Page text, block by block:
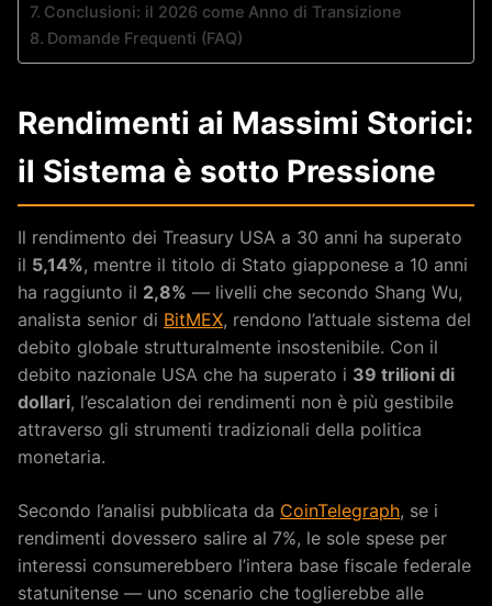
Conclusioni: il 2026 come Anno di Transizione
Domande Frequenti (FAQ)
Rendimenti ai Massimi Storici:
il Sistema è sotto Pressione
Il rendimento dei Treasury USA a 30 anni ha superato
il 5,14%, mentre il titolo di Stato giapponese a 10 anni
ha raggiunto il 2,8% — livelli che secondo Shang Wu,
analista senior di BitMEX, rendono l’attuale sistema del
debito globale strutturalmente insostenibile. Con il
debito nazionale USA che ha superato i 39 trilioni di
dollari, l’escalation dei rendimenti non è più gestibile
attraverso gli strumenti tradizionali della politica
monetaria.
Secondo l’analisi pubblicata da CoinTelegraph, se i
rendimenti dovessero salire al 7%, le sole spese per
interessi consumerebbero l’intera base fiscale federale
statunitense — uno scenario che toglierebbe alle